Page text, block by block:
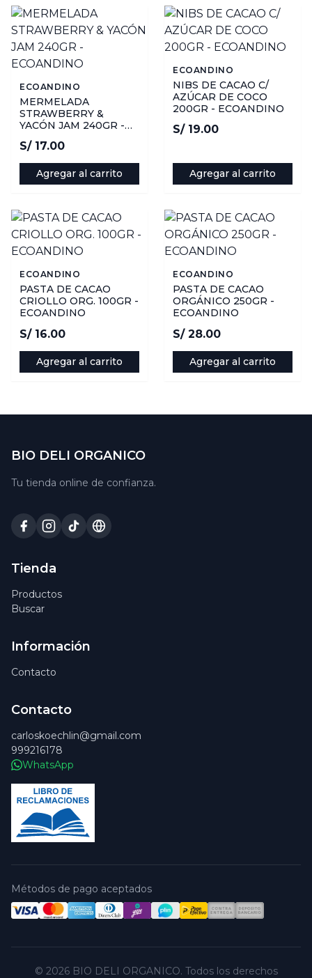
ECOANDINO
MERMELADA
STRAWBERRY &
YACÓN JAM 240GR -
S/ 17.00
Agregar al carrito
ECOANDINO
NIBS DE CACAO C/
AZÚCAR DE COCO
200GR - ECOANDINO
S/ 19.00
Agregar al carrito
ECOANDINO
PASTA DE CACAO
CRIOLLO ORG. 100GR -
ECOANDINO
S/ 16.00
Agregar al carrito
ECOANDINO
PASTA DE CACAO
ORGÁNICO 250GR -
ECOANDINO
S/ 28.00
Agregar al carrito
BIO DELI ORGANICO
Tu tienda online de confianza.
Tienda
Productos
Buscar
Información
Contacto
Contacto
carloskoechlin@gmail.com
999216178
WhatsApp
Métodos de pago aceptados
© 2026 BIO DELI ORGANICO. Todos los derechos